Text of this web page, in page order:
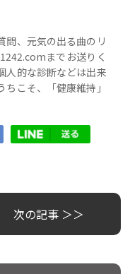
問、元気の出る曲のリ
までお送りく
人的な診断などは出来
こそ、「健康維持」
次の記事 ＞＞